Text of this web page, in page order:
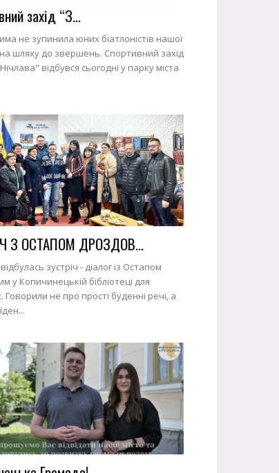
захід “З...
не зупинила юних біатлоністів нашої
шляху до звершень. Спортивний захід
відбувся сьогодні у парку міста
З ОСТАПОМ ДРОЗДОВ...
зустріч - діалог із Остапом
у Копичинецькій бібліотеці для
Говорили не про прості буденні речі, а